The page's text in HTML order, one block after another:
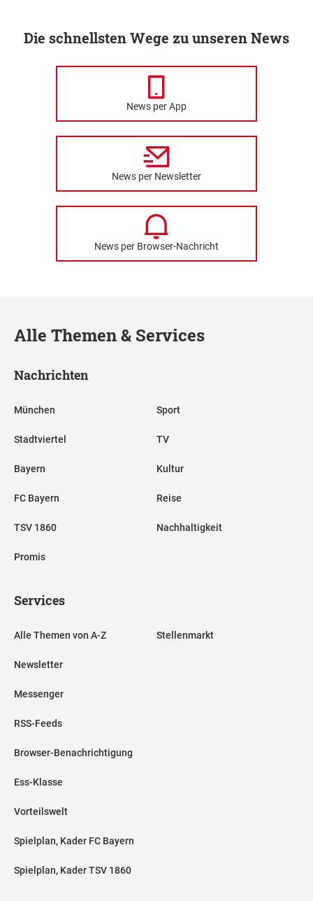
Die schnellsten Wege zu unseren News
News per App
News per Newsletter
News per Browser-Nachricht
Alle Themen & Services
Nachrichten
München
Stadtviertel
Bayern
FC Bayern
TSV 1860
Promis
Sport
TV
Kultur
Reise
Nachhaltigkeit
Services
Alle Themen von A-Z
Newsletter
Messenger
RSS-Feeds
Browser-Benachrichtigung
Ess-Klasse
Vorteilswelt
Spielplan, Kader FC Bayern
Spielplan, Kader TSV 1860
Stellenmarkt